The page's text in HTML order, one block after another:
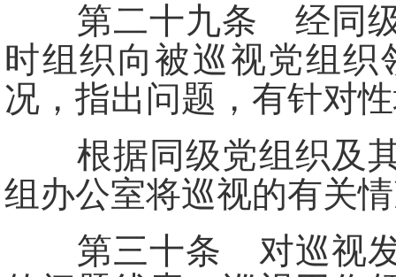
第二十九条 经同级
时组织向被巡视党组
况，指出问题，有针对
根据同级党组织及其
组办公室将巡视的有关
第三十条 对巡视发